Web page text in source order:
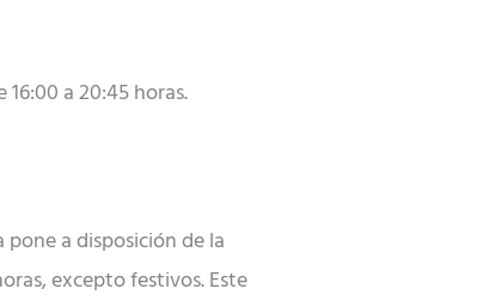
a 20:45 horas.
a disposición de la
excepto festivos. Este